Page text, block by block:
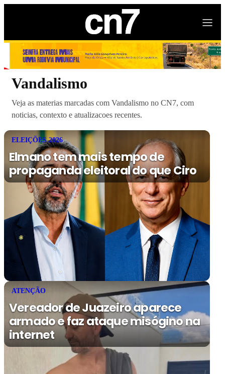
Vandalismo
Veja as materias marcadas com Vandalismo no CN7, com
noticias, contexto e atualizacoes recentes.
ELEIÇÕES 2026
Elmano tem mais tempo de
propaganda eleitoral do que Ciro
ATENÇÃO
Vereador de Juazeiro aparece
armado e faz ataque misógino na
internet